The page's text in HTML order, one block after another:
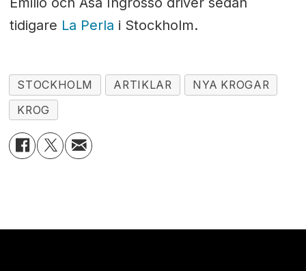
tidigare La Perla i Stockholm.
STOCKHOLM ARTIKLAR
NYA KROGAR
KROG